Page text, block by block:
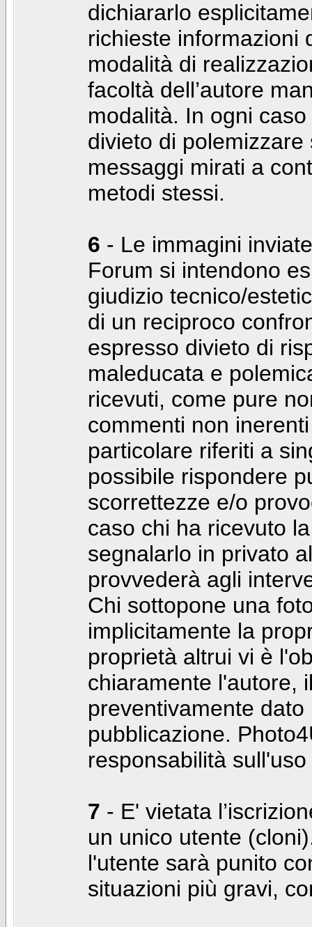
dichiararlo
richieste informazioni
modalità di
facoltà dell’autore
modalità. In ogni
divieto di
messaggi mirati a
metodi stessi.
6 - Le immagini
Forum si intendono
giudizio tecnico/
di un reciproco
espresso divieto di
maleducata e
ricevuti, come pure
commenti non
particolare riferiti a
possibile rispondere
scorrettezze e/o
caso chi ha ricevuto
segnalarlo in privato
provvederà agli
Chi sottopone una
implicitamente la
proprietà altrui vi è
chiaramente l'autore,
preventivamente
pubblicazione.
responsabilità
7 - E' vietata
un unico utente
l'utente sarà punito
situazioni più gravi,